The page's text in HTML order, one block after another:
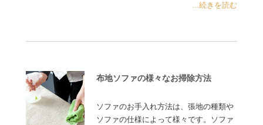
...続きを読む
布地ソファの様々なお掃除方法
ソファのお手入れ方法は、張地の種類や
ソファの仕様によって様々です。ソファ